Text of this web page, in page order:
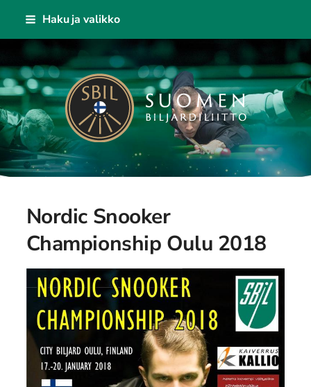
Siirry
sisältöön
Haku ja valikko
Suomen Biljardiliitto ry
Nordic Snooker
Championship Oulu 2018